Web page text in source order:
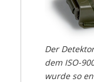
Der
dem ISO-
wurde so